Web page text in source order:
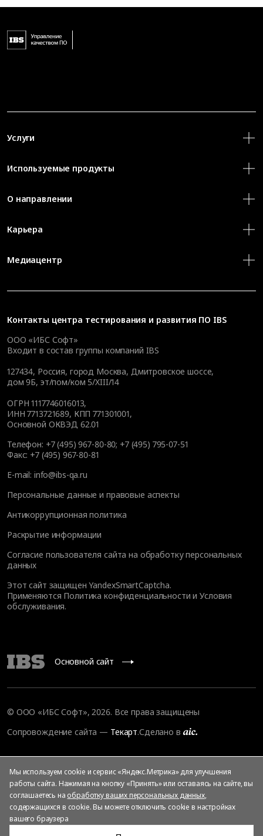
Контакты центра тестирования и развития ПО IBS
ООО «ИБС Софт»
Входит в состав группы компаний IBS
127434, Россия, город Москва, Дмитровское шоссе,
дом 9Б, эт/пом/ком 5/XIII/14
ОГРН 1117746016013,
ИНН 7713721689, КПП 771301001,
Основной ОКВЭД 62.01
Телефон: +7 (495) 967-80-80; +7 (495) 795-07-51
Факс: +7 (495) 967-80-81
E-mail: info@ibs-qa.ru
Персональные данные и правовые аспекты
Антикоррупционная политика
Раскрытие информации
Согласие пользователя сайта на обработку персональных
данных
Этот сайт защищен YandexSmartCaptcha.
Применяются Политика конфиденциальности иУсловия
обслуживания.
Услуги
Используемые продукты
О направлении
Карьера
Медиацентр
Основной сайт
© ООО «ИБС Софт», 2026. Все права защищены
Сопровождение сайта — Текарт.Сделано в
Мы используем cookie и сервис «Яндекс.Метрика» для улучшения
работы сайта. Нажимая на кнопку «Принять» или оставаясь на сайте, вы
соглашаетесь на обработку ваших персональных данных,
содержащихся в cookie. Вы можете отключить cookie в настройках
вашего браузера